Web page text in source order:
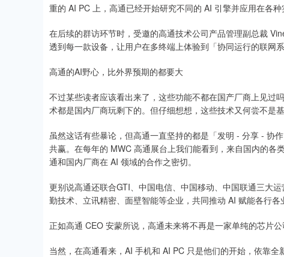
重的 AI PC 上，高通已经开始研究不同的 AI 引擎并应用在各种
在后续的群访环节时，受邀的高通技术公司产品管理副总裁
透到每一款设备，让用户在多终端上体验到「协同运行的联网
高通的AI野心，比外界预期的都要大
不过某些读者应该看出来了，这些功能不都在国产厂商上见过
术都是国内厂商玩剩下的。但仔细想想，这些技术又何尝不是
虽然这话有些暴论，但高通一直坚持的都是「发明 - 分享 - 协
共赢。在每年的 MWC 高通展台上我们能看到，来自国内的各
通和国内厂商在 AI 领域的合作之密切。
更别说高通还联合GTI、中国电信、中国移动、中国联通三大
勤技术、立讯精密、面壁智能等企业，共同推动 AI 赋能各行各
正如高通 CEO 安蒙所说，高通未来将不再是一家单纯的芯片公
当然，在高通看来，AI 手机和 AI PC 只是他们的开始，依靠